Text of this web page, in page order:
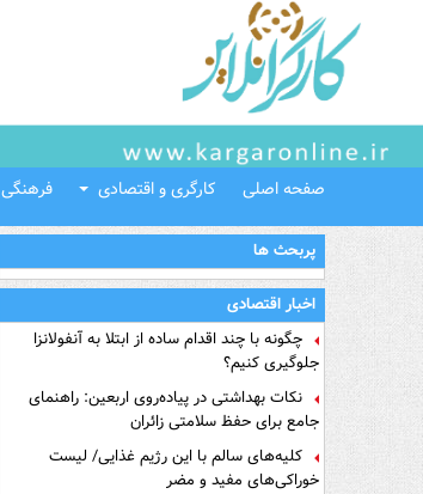
صفحه اصلی کارگری و اقتصادی فرهنگی
پربحث ها
اخبار اقتصادی
چگونه با چند اقدام ساده از ابتلا به آنفولانزا
جلوگیری کنیم؟
نکات بهداشتی در پیاده‌روی اربعین: راهنمای
جامع برای حفظ سلامتی زائران
کلیه‌های سالم با این رژیم غذایی/ لیست
خوراکی‌های مفید و مضر